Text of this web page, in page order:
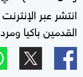
انتشر عبر
القدمين باكيا